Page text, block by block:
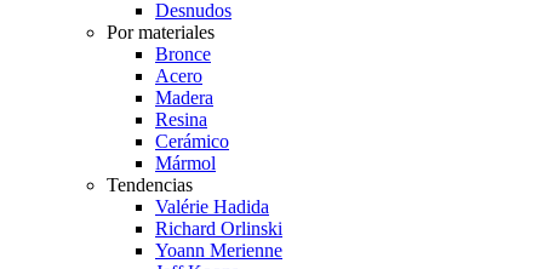
Desnudos
Por materiales
Bronce
Acero
Madera
Resina
Cerámico
Mármol
Tendencias
Valérie Hadida
Richard Orlinski
Yoann Merienne